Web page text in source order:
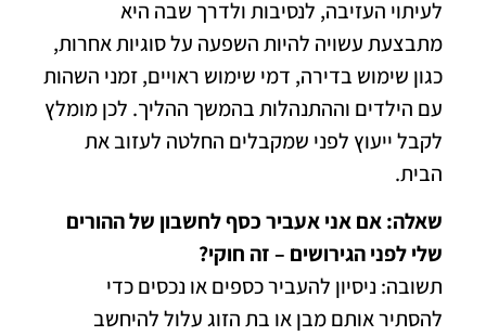
לעיתוי העזיבה, לנסיבות ולדרך שבה היא
מתבצעת עשויה להיות השפעה על סוגיות אחרות,
כגון שימוש בדירה, דמי שימוש ראויים, זמני השהות
עם הילדים וההתנהלות בהמשך ההליך. לכן מומלץ
לקבל ייעוץ לפני שמקבלים החלטה לעזוב את
הבית.
שאלה: אם אני אעביר כסף לחשבון של ההורים
שלי לפני הגירושים – זה חוקי?
תשובה: ניסיון להעביר כספים או נכסים כדי
להסתיר אותם מבן או בת הזוג עלול להיחשב